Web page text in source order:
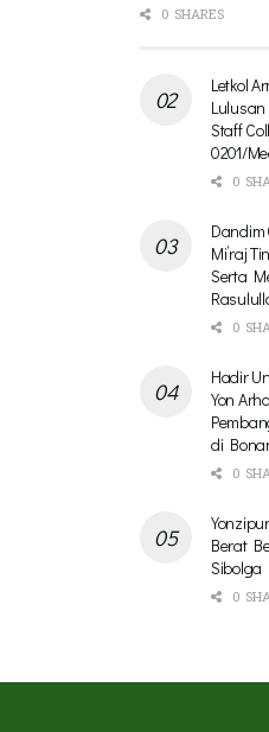
0 SHARES
Letkol
Staff
0201/
0
Mi’raj
Serta
0
Hadir
Yon
di
0
Berat
Sibolga
0